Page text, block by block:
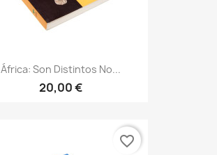
África: Son Distintos No...
20,00 €
favorite_border